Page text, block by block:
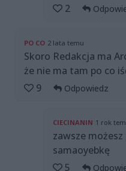
2
PO CO 2 lata temu
Skoro Redakcja ma
że nie ma tam po co
9
Odpowiedz
CIECINANIN 1 rok
zawsze
samaoyebkę
5